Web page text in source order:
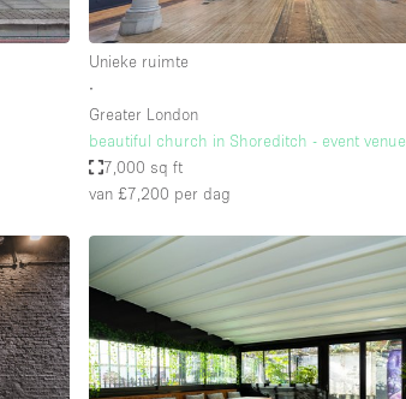
Unieke ruimte
∙
Greater London
beautiful church in Shoreditch - event venue
7,000 sq ft
van £7,200 per dag